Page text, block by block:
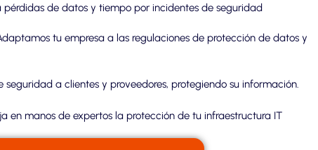
pérdidas de datos y tiempo por incidentes de seguridad
tu empresa a las regulaciones de protección de datos y
seguridad a clientes y proveedores, protegiendo su información.
en manos de expertos la protección de tu infraestructura IT